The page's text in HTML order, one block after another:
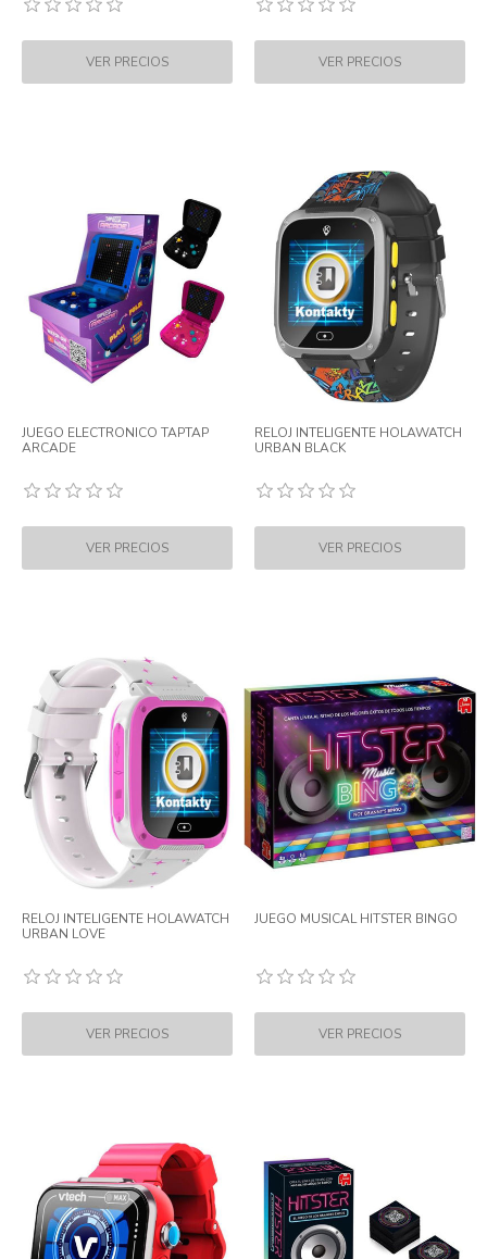
JUEGO ELECTRONICO TAPTAP
ARCADE
RELOJ INTELIGENTE HOLAWATCH
URBAN BLACK
RELOJ INTELIGENTE HOLAWATCH
URBAN LOVE
JUEGO MUSICAL HITSTER BINGO